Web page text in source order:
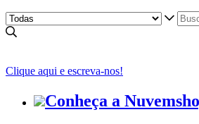
Clique aqui e escreva-nos!
Conheça a